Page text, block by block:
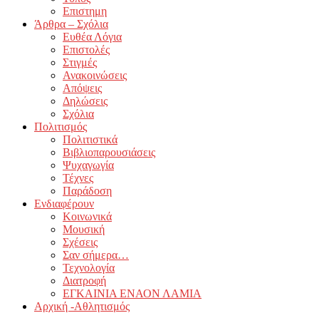
Επιστημη
Άρθρα – Σχόλια
Ευθέα Λόγια
Επιστολές
Στιγμές
Ανακοινώσεις
Απόψεις
Δηλώσεις
Σχόλια
Πολιτισμός
Πολιτιστικά
Βιβλιοπαρουσιάσεις
Ψυχαγωγία
Τέχνες
Παράδοση
Ενδιαφέρουν
Κοινωνικά
Μουσική
Σχέσεις
Σαν σήμερα…
Τεχνολογία
Διατροφή
ΕΓΚΑΙΝΙΑ ΕΝΑΟΝ ΛΑΜΙΑ
Αρχική -Αθλητισμός